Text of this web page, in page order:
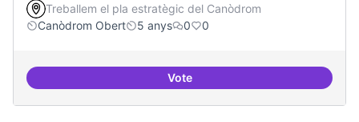
Treballem el pla estratègic del Canòdrom
Canòdrom Obert
5 anys 0 0
VoteCultura digital i tradicional